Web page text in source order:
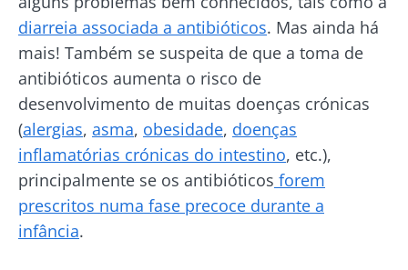
diarreia associada a antibióticos. Mas ainda há
mais! Também se suspeita de que a toma de
antibióticos aumenta o risco de
desenvolvimento de muitas doenças crónicas
(alergias, asma, obesidade, doenças
inflamatórias crónicas do intestino, etc.),
principalmente se os antibióticos forem
prescritos numa fase precoce durante a
infância.